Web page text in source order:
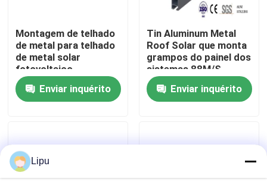
Excursão da fábrica
Controle da qualidade
Casos
picovolt solar que monta sistemas
Montagem de telhado
de metal para telhado
de metal solar
fotovoltaico
Enviar inquérito
Tin Aluminum Metal
Roof Solar que monta
grampos do painel dos
sistemas 88M/S
Enviar inquérito
Lipu